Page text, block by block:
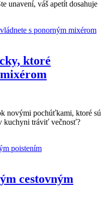
unavení, váš apetít dosahuje
ktoré
novými pochúťkami, ktoré sú
kuchyni tráviť večnosť?
cestovným